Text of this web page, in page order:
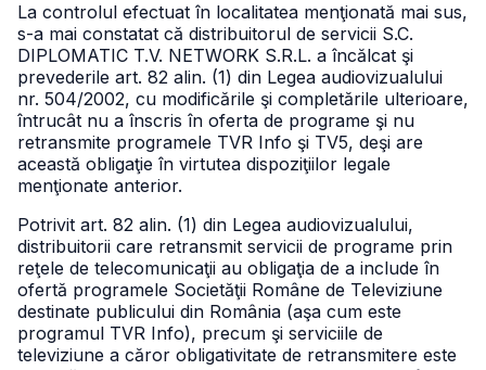
La controlul efectuat în localitatea menţionată mai sus,
s-a mai constatat că distribuitorul de servicii S.C.
DIPLOMATIC T.V. NETWORK S.R.L. a încălcat şi
prevederile art. 82 alin. (1) din Legea audiovizualului
nr. 504/2002, cu modificările şi completările ulterioare,
întrucât nu a înscris în oferta de programe şi nu
retransmite programele TVR Info şi TV5, deşi are
această obligaţie în virtutea dispoziţiilor legale
menţionate anterior.
Potrivit art. 82 alin. (1) din Legea audiovizualului,
distribuitorii care retransmit servicii de programe prin
reţele de telecomunicaţii au obligaţia de a include în
ofertă programele Societăţii Române de Televiziune
destinate publicului din România (aşa cum este
programul TVR Info), precum şi serviciile de
televiziune a căror obligativitate de retransmitere este